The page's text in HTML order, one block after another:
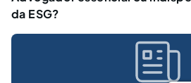
da ESG?